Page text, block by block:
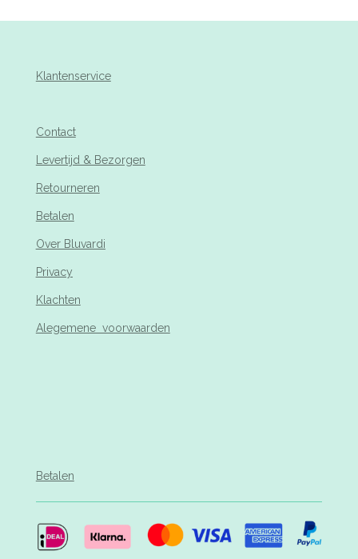
Klantenservice
Contact
Levertijd & Bezorgen
Retourneren
Betalen
Over Bluvardi
Privacy
Klachten
Alegemene voorwaarden
Betalen